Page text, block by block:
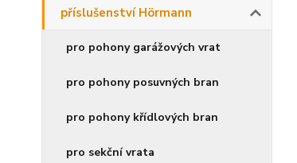
příslušenství Hörmann
pro pohony garážových vrat
pro pohony posuvných bran
pro pohony křídlových bran
pro sekční vrata